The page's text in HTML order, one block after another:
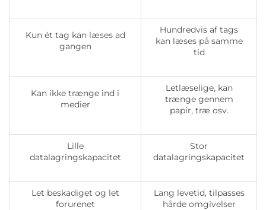
Kun ét tag kan læses ad
gangen
Hundredvis af tags
kan læses på samme
tid
Kan ikke trænge ind i
medier
Letlæselige, kan
trænge gennem
papir, træ osv.
Lille
datalagringskapacitet
Stor
datalagringskapacitet
Let beskadiget og let
forurenet
Lang levetid, tilpasses
hårde omgivelser